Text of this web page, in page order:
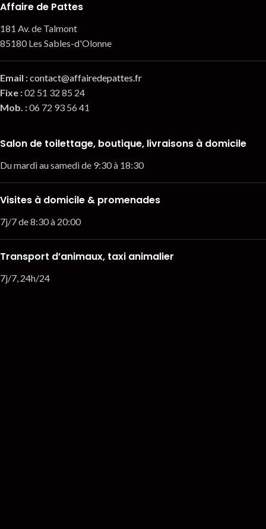
Affaire de Pattes
181 Av. de Talmont
85180 Les Sables-d'Olonne
Email :contact@affairedepattes.fr
Fixe :02 51 32 85 24
Mob. :06 72 93 56 41
Salon de toilettage, boutique, livraisons à domicile
Du mardi au samedi de 9:30 à 18:30
Visites à domicile & promenades
7j/7 de 8:30 à 20:00
Transport d’animaux, taxi animalier
7j/7, 24h/24